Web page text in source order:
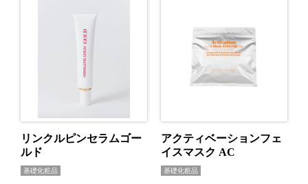
リンクルピンセラムゴー
ルド
基礎化粧品
アクティベーションフェ
イスマスク AC
基礎化粧品